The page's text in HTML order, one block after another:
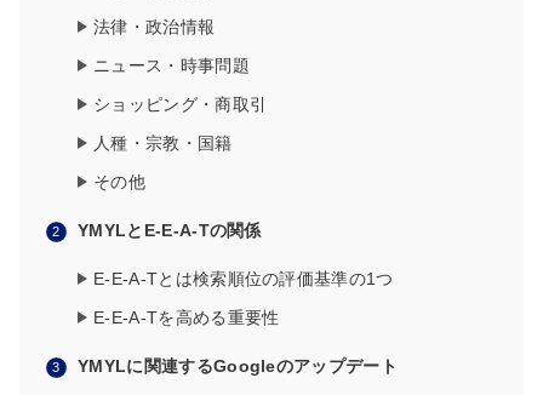
法律・政治情報
ニュース・時事問題
ショッピング・商取引
人種・宗教・国籍
その他
YMYLとE-E-A-Tの関係
E-E-A-Tとは検索順位の評価基準の1つ
E-E-A-Tを高める重要性
YMYLに関連するGoogleのアップデート